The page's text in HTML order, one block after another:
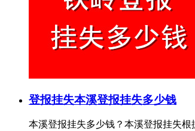
登报挂失本溪登报挂失多少钱
本溪登报挂失多少钱？本溪登报挂失